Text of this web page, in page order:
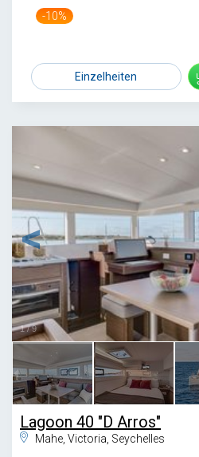
-10%
Einzelheiten
1/9
Lagoon 40 "D Arros"
Mahe, Victoria, Seychelles